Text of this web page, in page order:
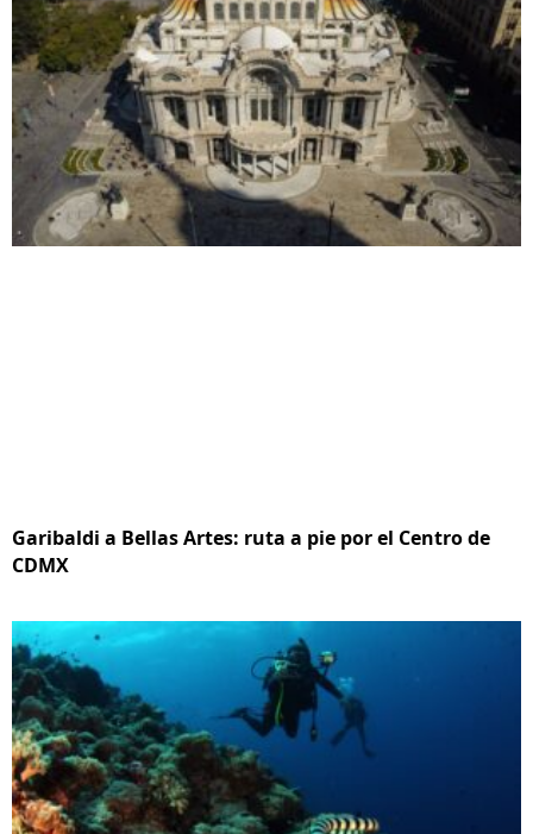
Garibaldi a Bellas Artes: ruta a pie por el Centro de
CDMX